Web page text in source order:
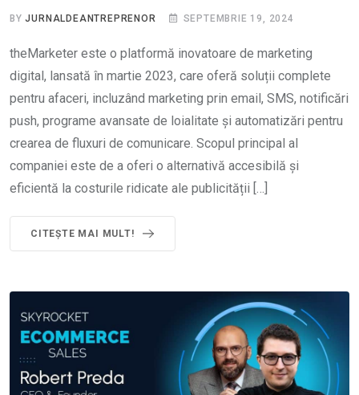
BYJURNALDEANTREPRENOR SEPTEMBRIE 19, 2024
theMarketer este o platformă inovatoare de marketing
digital, lansată în martie 2023, care oferă soluții complete
pentru afaceri, incluzând marketing prin email, SMS, notificări
push, programe avansate de loialitate și automatizări pentru
crearea de fluxuri de comunicare. Scopul principal al
companiei este de a oferi o alternativă accesibilă și
eficientă la costurile ridicate ale publicității […]
CITEȘTE MAI MULT!